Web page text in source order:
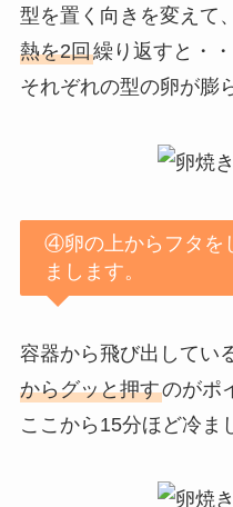
型を置く向きを変えて
熱を2回繰り返すと・・
それぞれの型の卵が膨
④卵の上からフタを
まします。
容器から飛び出してい
からグッと押すのがポ
ここから15分ほど冷ま